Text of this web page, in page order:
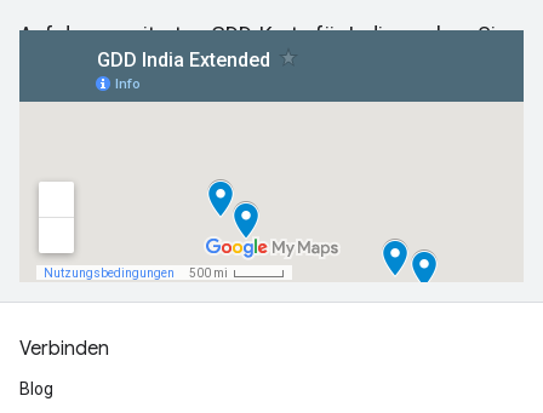
Auf der erweiterten GDD-Karte für Indien sehen Sie,
wo im Jahr 2017 die Veranstaltungen stattfanden.
Verbinden
Blog